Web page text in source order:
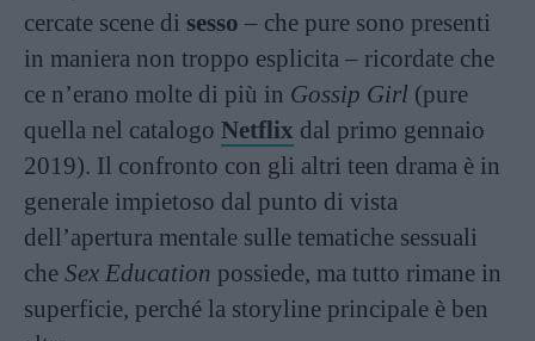
cercate scene di sesso – che pure sono presenti
in maniera non troppo esplicita – ricordate che
ce n’erano molte di più in Gossip Girl (pure
quella nel catalogo Netflix dal primo gennaio
2019). Il confronto con gli altri teen drama è in
generale impietoso dal punto di vista
dell’apertura mentale sulle tematiche sessuali
che Sex Education possiede, ma tutto rimane in
superficie, perché la storyline principale è ben